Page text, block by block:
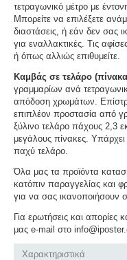
τετραγωνικό μέτρο με
Μπορείτε να επιλέξετε
διαστάσεις, ή εάν δεν σας
για εναλλακτικές. Τις
ή όπως αλλιώς επιθυμείτε.
Καμβάς σε τελάρο
γραμμαρίων ανά
απόδοση χρωμάτων.
επιπλέον προστασία από
ξύλινο τελάρο πάχους 2,3
μεγάλους πίνακες.
παχύ τελάρο.
Όλα μας τα προϊόντα
κατόπιν παραγγελίας και
για να σας ικανοποιήσουν
Για ερωτήσεις και απορίες
μας e-mail στο
Χαρακτηριστικά